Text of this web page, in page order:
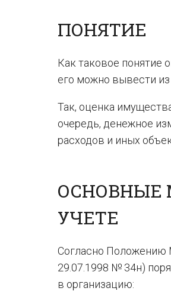
ПОНЯТИЕ
Как таковое понятие
его можно вывести
Так, оценка
очередь, денежное
расходов и иных
ОСНОВНЫЕ
УЧЕТЕ
Согласно Положению
29.07.1998 № 34н)
в организацию: